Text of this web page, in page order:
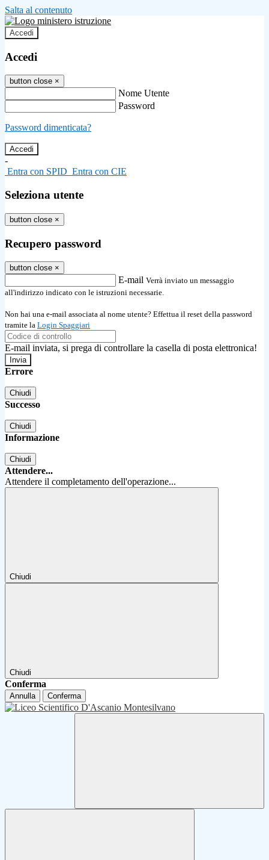
Salta al contenuto
Accedi
Accedi
button close ×
Nome Utente
Password
Password dimenticata?
-
Entra con SPID Entra con CIE
Seleziona utente
button close ×
Recupero password
button close ×
E-mail Verrà inviato un messaggio
all'indirizzo indicato con le istruzioni necessarie.
Non hai una e-mail associata al nome utente? Effettua il reset della password
tramite la Login Spaggiari
E-mail inviata, si prega di controllare la casella di posta elettronica!
Errore
Chiudi
Successo
Chiudi
Informazione
Chiudi
Attendere...
Attendere il completamento dell'operazione...
Chiudi
Chiudi
Conferma
Annulla Conferma